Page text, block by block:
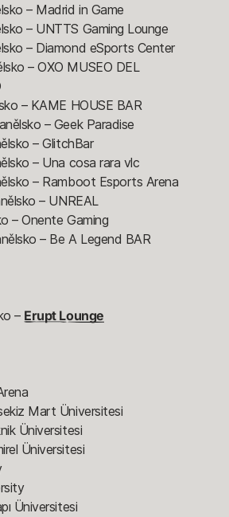
– Madrid in Game
– UNTTS Gaming Lounge
– Diamond eSports Center
– OXO MUSEO DEL
– KAME HOUSE BAR
– Geek Paradise
– GlitchBar
– Una cosa rara vlc
– Ramboot Esports Arena
– UNREAL
– Onente Gaming
– Be A Legend BAR
– Erupt Lounge
Mart Üniversitesi
Üniversitesi
Üniversitesi
Üniversitesi